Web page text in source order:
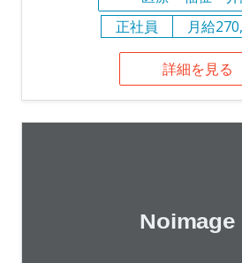
正社員
月給
詳細を見る